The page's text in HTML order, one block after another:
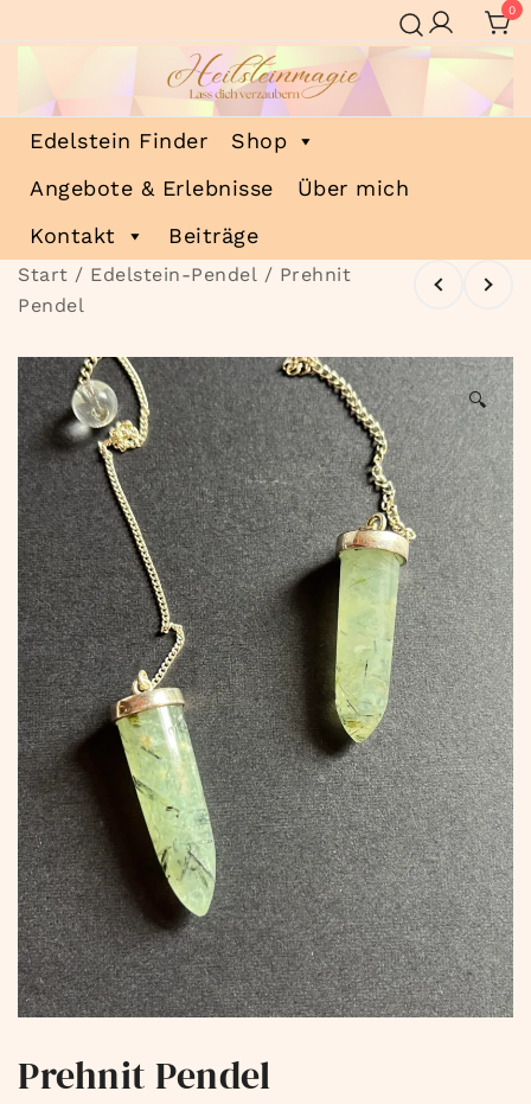
Inhalt
0
Heilsteinmagie
Lass dich verzaubern
Edelstein Finder
Shop
Angebote & Erlebnisse
Über mich
Kontakt
Beiträge
Start / Edelstein-Pendel / Prehnit
Pendel
🔍
Prehnit Pendel